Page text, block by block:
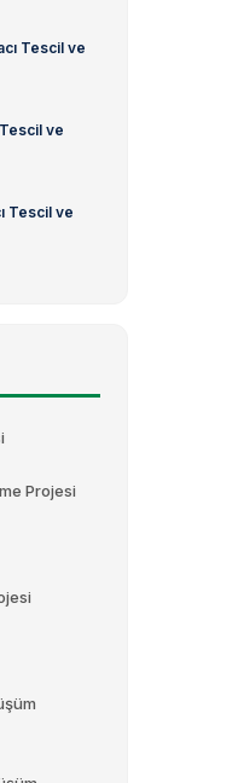
Tescil ve
ve
Tescil ve
Projesi